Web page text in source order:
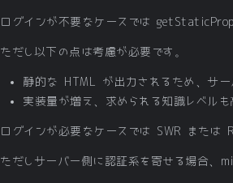
ログインが不要なケースでは
ただし以下の点は考慮が必要です。
静的な HTML が出力されるため、サー
実装量が増え、求められる知識レベル
ログインが必要なケースでは SWR または
ただしサーバー側に認証系を寄せる場合